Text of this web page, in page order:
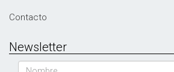
Contacto
Newsletter
Nombre